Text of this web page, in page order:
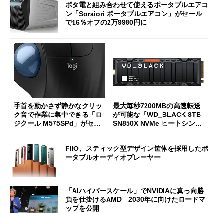
ポタ電と組み合わせて使えるポータブルエアコ
ン「Soraiori ポータブルエアコン」がセール
で16％オフの2万9980円に
手首を動かさず静かなクリッ
ク音で作業に集中できる「ロ
ジクール M575SPd」がセー
最大毎秒7200MBの高速転送
が可能な「WD_BLACK 8TB
SN850X NVMe ヒートシンク
FIIO、スティック型デザイン筐体を採用したポ
ータブルオーディオプレーヤー
「AIハイパースケール」でNVIDIAに真っ向勝
負を仕掛けるAMD 2030年に向けたロードマ
ップを公開